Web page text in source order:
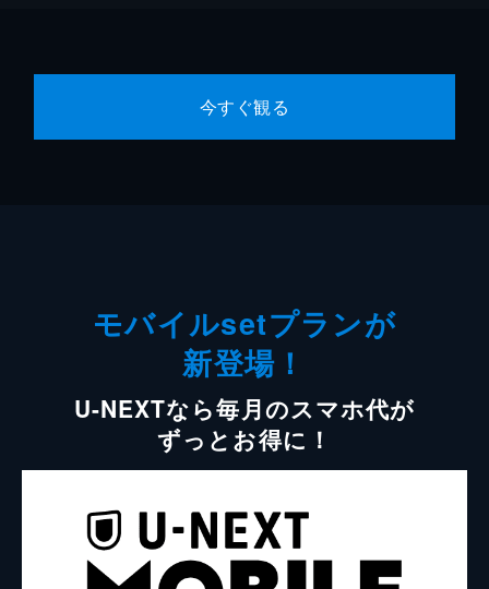
今すぐ観る
モバイルsetプランが
新登場！
U-NEXTなら毎月のスマホ代が
ずっとお得に！